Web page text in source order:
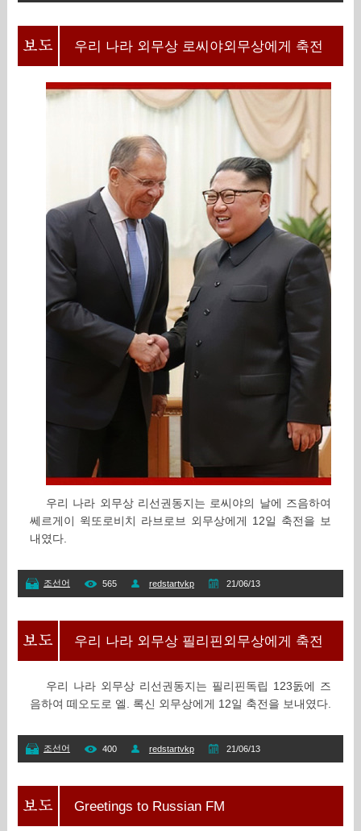
우리 나라 외무상 로씨야외무상에게 축전
우리 나라 외무상 리선권동지는 로씨야의 날에 즈음하여
쎄르게이 윅또로비치 라브로브 외무상에게 12일 축전을 보
내였다.
조선어 565 redstartvkp 21/06/13
우리 나라 외무상 필리핀외무상에게 축전
우리 나라 외무상 리선권동지는 필리핀독립 123돐에 즈
음하여 떼오도로 엘. 록신 외무상에게 12일 축전을 보내였다.
조선어 400 redstartvkp 21/06/13
Greetings to Russian FM